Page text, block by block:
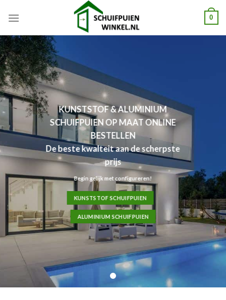
0
KUNSTSTOF & ALUMINIUM
SCHUIFPUIEN OP MAAT ONLINE
BESTELLEN
De beste kwalteit aan de scherpste
prijs
Begin gelijk met configureren!
KUNSTSTOF SCHUIFPUIEN
ALUMINIUM SCHUIFPUIEN